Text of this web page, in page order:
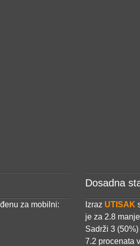
za mobilni:
Dosadna
Izraz UTISAK
je za 2.8
Sadrži 3
7.2 procenata